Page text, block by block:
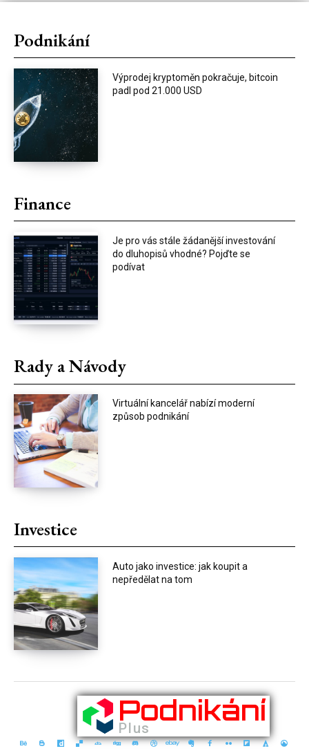
Podnikání
Výprodej kryptoměn pokračuje, bitcoin
padl pod 21.000 USD
Finance
Je pro vás stále žádanější investování
do dluhopisů vhodné? Pojďte se
podívat
Rady a Návody
Virtuální kancelář nabízí moderní
způsob podnikání
Investice
Auto jako investice: jak koupit a
nepředělat na tom
Podnikání
Plus